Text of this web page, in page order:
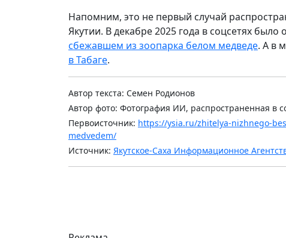
Напомним, это не первый случай
Якутии. В декабре 2025 года в соцсетях
сбежавшем из зоопарка белом медведе. А в
в Табаге.
Автор текста: Семен Родионов
Автор фото: Фотография ИИ, распространенная в
Первоисточник: https://ysia.ru/zhitelya-nizhnego-
medvedem/
Источник: Якутское-Саха Информационное